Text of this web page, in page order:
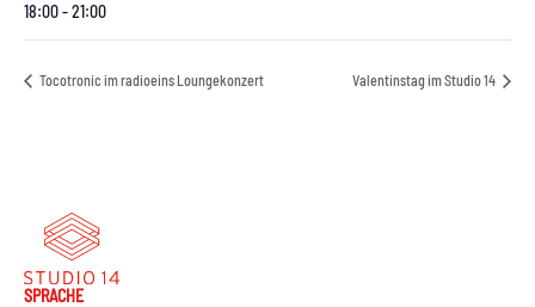
18:00 - 21:00
Tocotronic im radioeins Loungekonzert Valentinstag im Studio 14
SPRACHE